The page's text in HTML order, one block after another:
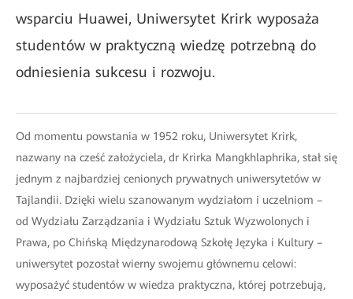
wsparciu Huawei, Uniwersytet Krirk wyposaża
studentów w praktyczną wiedzę potrzebną do
odniesienia sukcesu i rozwoju.
Od momentu powstania w 1952 roku, Uniwersytet Krirk,
nazwany na cześć założyciela, dr Krirka Mangkhlaphrika, stał się
jednym z najbardziej cenionych prywatnych uniwersytetów w
Tajlandii. Dzięki wielu szanowanym wydziałom i uczelniom –
od Wydziału Zarządzania i Wydziału Sztuk Wyzwolonych i
Prawa, po Chińską Międzynarodową Szkołę Języka i Kultury –
uniwersytet pozostał wierny swojemu głównemu celowi:
wyposażyć studentów w wiedza praktyczna, której potrzebują,